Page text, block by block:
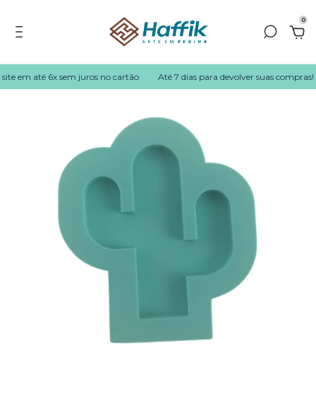
0
em até 6x sem juros no cartão Até 7 dias para devolver suas compras!